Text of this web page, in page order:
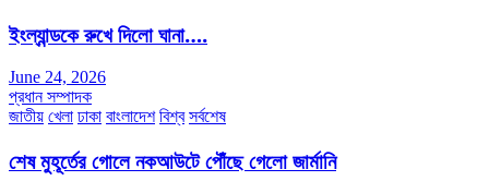
ইংল্যান্ডকে রুখে দিলো ঘানা….
June 24, 2026
প্রধান সম্পাদক
জাতীয় খেলা ঢাকা বাংলাদেশ বিশ্ব সর্বশেষ
শেষ মুহূর্তের গোলে নকআউটে পৌঁছে গেলো জার্মানি